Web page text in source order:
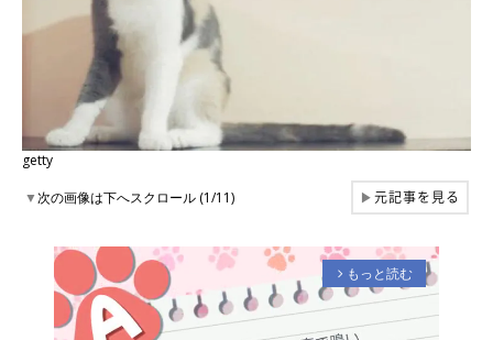
getty
▼次の画像は下へスクロール (1/11) ▶元記事を見る
arrow_forward_ios もっと読む